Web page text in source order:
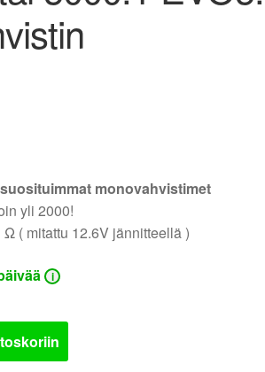
monovahvistimet
yli 2000!
Ω ( mitattu 12.6V jännitteellä )
i